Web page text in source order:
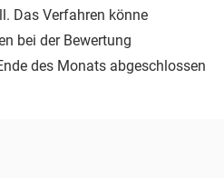
Das Verfahren könne
bei der Bewertung
des Monats abgeschlossen